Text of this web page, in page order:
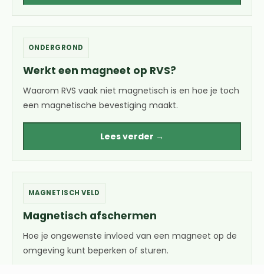
ONDERGROND
Werkt een magneet op RVS?
Waarom RVS vaak niet magnetisch is en hoe je toch
een magnetische bevestiging maakt.
Lees verder →
MAGNETISCH VELD
Magnetisch afschermen
Hoe je ongewenste invloed van een magneet op de
omgeving kunt beperken of sturen.